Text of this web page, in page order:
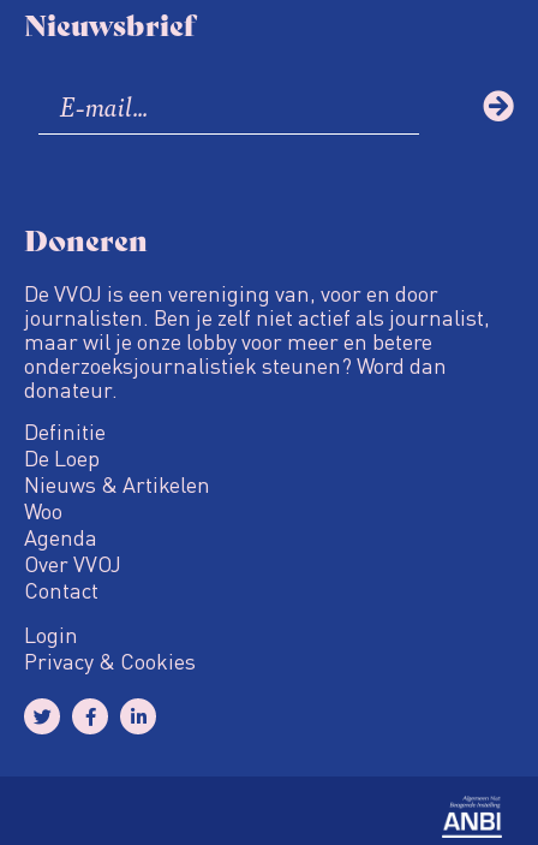
Nieuwsbrief
Doneren
De VVOJ is een vereniging van, voor en door
journalisten. Ben je zelf niet actief als journalist,
maar wil je onze lobby voor meer en betere
onderzoeksjournalistiek steunen? Word dan
donateur.
Definitie
De Loep
Nieuws & Artikelen
Woo
Agenda
Over VVOJ
Contact
Login
Privacy & Cookies